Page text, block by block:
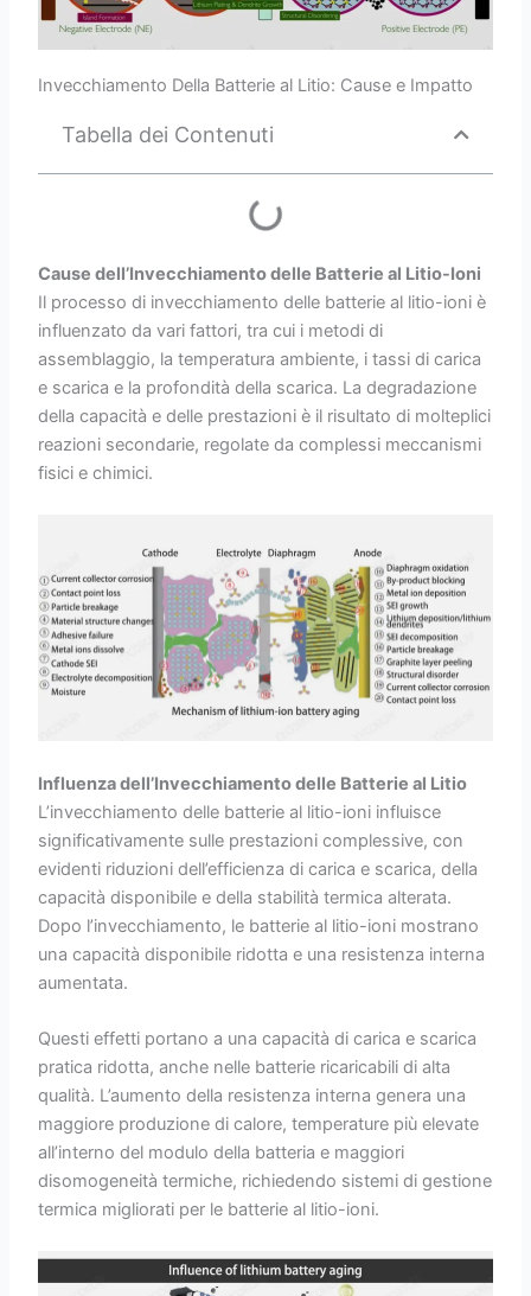
Invecchiamento Della Batterie al Litio: Cause e Impatto
Tabella dei Contenuti
Cause dell’Invecchiamento delle Batterie al Litio-Ioni
Il processo di invecchiamento delle batterie al litio-ioni è
influenzato da vari fattori, tra cui i metodi di
assemblaggio, la temperatura ambiente, i tassi di carica
e scarica e la profondità della scarica. La degradazione
della capacità e delle prestazioni è il risultato di molteplici
reazioni secondarie, regolate da complessi meccanismi
fisici e chimici.
Influenza dell’Invecchiamento delle Batterie al Litio
L’invecchiamento delle batterie al litio-ioni influisce
significativamente sulle prestazioni complessive, con
evidenti riduzioni dell’efficienza di carica e scarica, della
capacità disponibile e della stabilità termica alterata.
Dopo l’invecchiamento, le batterie al litio-ioni mostrano
una capacità disponibile ridotta e una resistenza interna
aumentata.
Questi effetti portano a una capacità di carica e scarica
pratica ridotta, anche nelle batterie ricaricabili di alta
qualità. L’aumento della resistenza interna genera una
maggiore produzione di calore, temperature più elevate
all’interno del modulo della batteria e maggiori
disomogeneità termiche, richiedendo sistemi di gestione
termica migliorati per le batterie al litio-ioni.